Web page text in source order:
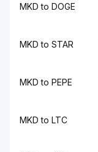
MKD to DOGE
MKD to STAR
MKD to PEPE
MKD to LTC